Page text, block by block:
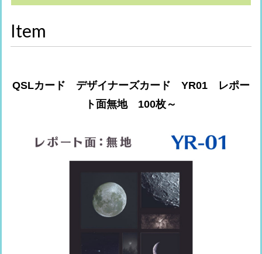
Item
QSLカード デザイナーズカード YR01 レポー
ト面無地 100枚～